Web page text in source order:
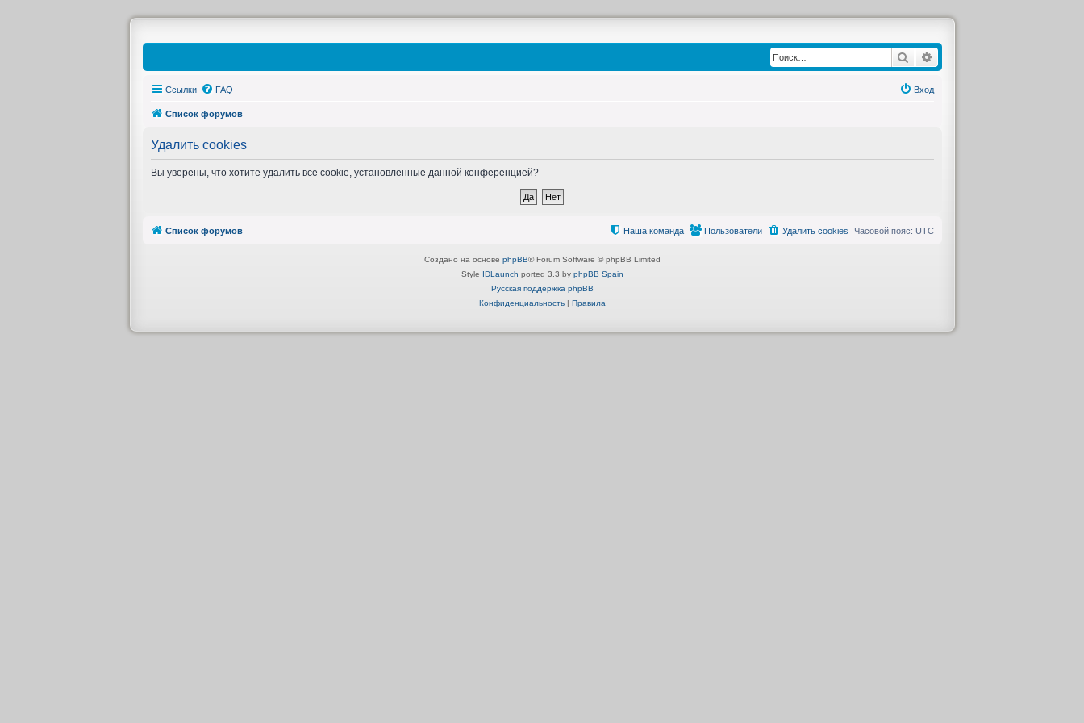
Поиск
Ссылки FAQ Вход
Список форумов
Удалить cookies
Вы уверены, что хотите удалить все cookie, установленные данной конференцией?
Список форумов Часовой пояс: UTC
Удалить cookies
Пользователи
Наша команда
Создано на основе phpBB® Forum Software © phpBB Limited
Style IDLaunch ported 3.3 by phpBB Spain
Русская поддержка phpBB
Конфиденциальность| Правила